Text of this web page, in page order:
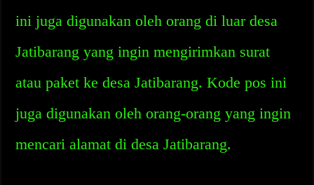
ini juga digunakan oleh orang di luar desa
Jatibarang yang ingin mengirimkan surat
atau paket ke desa Jatibarang. Kode pos ini
juga digunakan oleh orang-orang yang ingin
mencari alamat di desa Jatibarang.